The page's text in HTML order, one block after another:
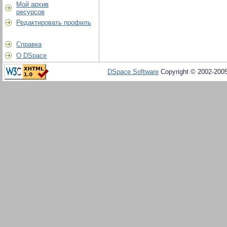
Мой архив
ресурсов
Редактировать профиль
Справка
О DSpace
DSpace Software Copyright © 2002-